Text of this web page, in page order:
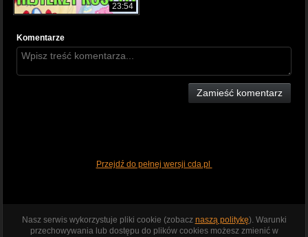
23:54
Komentarze
Zamieść komentarz
Przejdź do pełnej wersji cda.pl
Nasz serwis wykorzystuje pliki cookie (zobacz naszą politykę). Warunki
przechowywania lub dostępu do plików cookies możesz zmienić w